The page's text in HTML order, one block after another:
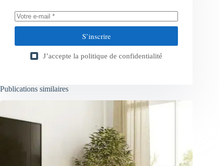
S’inscrire
J’accepte la politique de confidentialité
Publications similaires